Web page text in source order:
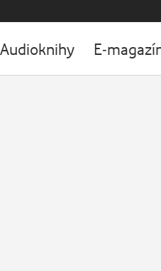
Audioknihy E-